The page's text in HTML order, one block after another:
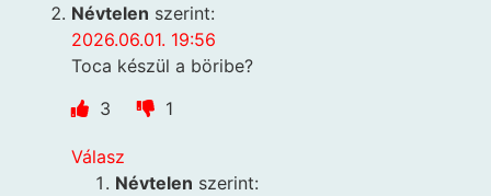
Névtelen szerint:
2026.06.01. 19:56
Toca készül a böribe?
3
1
Válasz
Névtelen szerint: